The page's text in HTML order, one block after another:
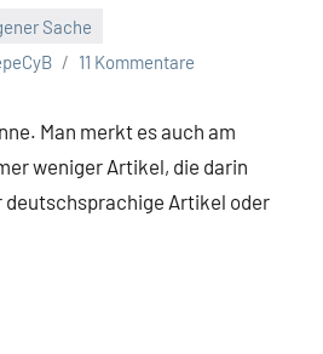
Sache
11 Kommentare
Man merkt es auch am
weniger Artikel, die darin
Artikel oder